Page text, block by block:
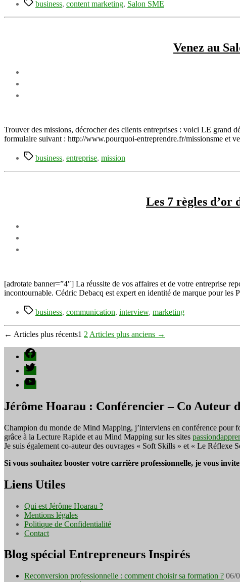
business, content marketing, Salon SME
Venez au
Trouver des missions, décrocher des clients entreprises : voici LE grand
formulaire suivant : http://www.pourquoi-entreprendre.fr/missionsme et
Étiquettes
business, entreprise, mission
Les 7 règles d’or
[adrotate banner=”4″] La réussite de vos affaires et de votre entreprise
incontournable. Cédric Debacq est expert en identité de marque pour
Étiquettes
business, communication, interview, marketing
Pagination
des
publications
← Articles plus récents1 2 Articles plus anciens →
Facebook
Twitter
YouTube
Jérôme Hoarau : Conférencier – Co Auteur
Champion du monde de Mind Mapping, j’interviens en conférence pour
grâce à la Lecture Rapide et au Mind Mapping sur les sites
Je suis également co-auteur des ouvrages « Soft Skills » et « Le
Si vous souhaitez booster votre carrière professionnelle, je vous
Liens Utiles
Qui est Jérôme Hoarau ?
Mentions légales
Politique de Confidentialité
Contact
Blog spécial Entrepreneurs Inspirés
Reconversion professionnelle : comment choisir sa formation ? 06/